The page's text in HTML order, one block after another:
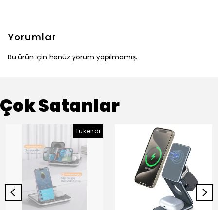
Yorumlar
Bu ürün için henüz yorum yapılmamış.
Çok Satanlar
Tükendi